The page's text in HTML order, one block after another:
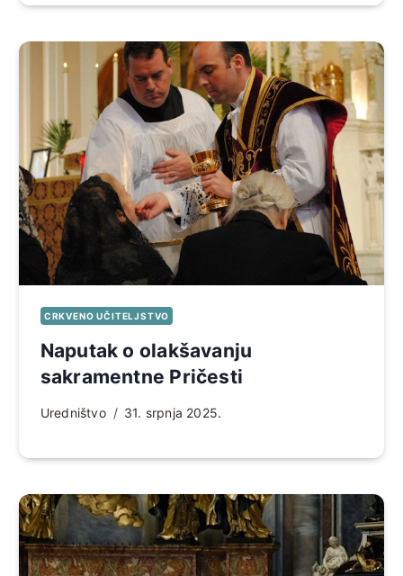
CRKVENO UČITELJSTVO
Naputak o olakšavanju
sakramentne Pričesti
Uredništvo 31. srpnja 2025.